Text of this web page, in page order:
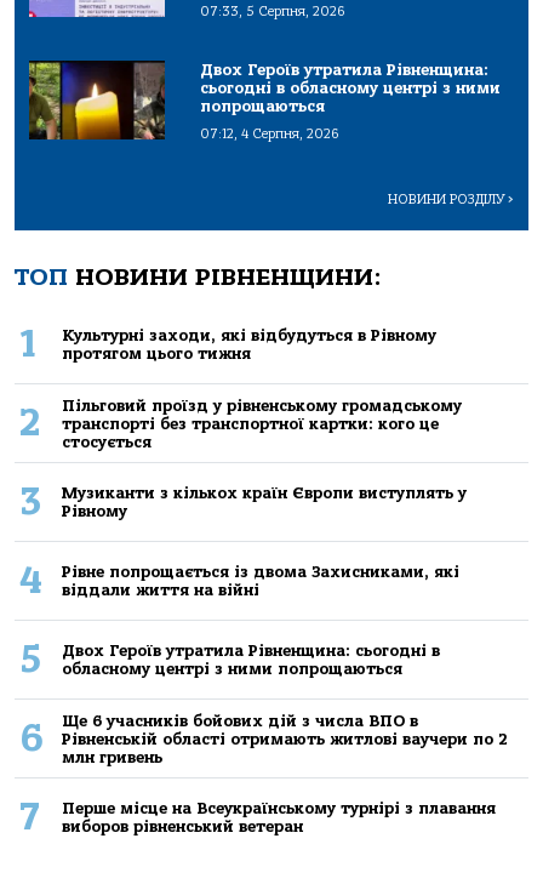
07:33, 5 Серпня, 2026
Двох Героїв утратила Рівненщина:
сьогодні в обласному центрі з ними
попрощаються
07:12, 4 Серпня, 2026
НОВИНИ РОЗДІЛУ>
ТОП НОВИНИ РІВНЕНЩИНИ:
1
Культурні заходи, які відбудуться в Рівному
протягом цього тижня
2
Пільговий проїзд у рівненському громадському
транспорті без транспортної картки: кого це
стосується
3
Музиканти з кількох країн Європи виступлять у
Рівному
4
Рівне попрощається із двома Захисниками, які
віддали життя на війні
5
Двох Героїв утратила Рівненщина: сьогодні в
обласному центрі з ними попрощаються
6
Ще 6 учасників бойових дій з числа ВПО в
Рівненській області отримають житлові ваучери по 2
млн гривень
7
Перше місце на Всеукраїнському турнірі з плавання
виборов рівненський ветеран